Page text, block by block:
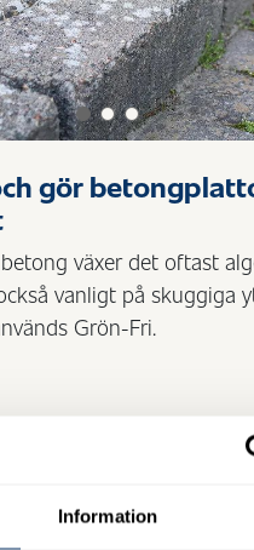
Information
gör
växer det oftast
vanligt på skuggiga
Grön-Fri.